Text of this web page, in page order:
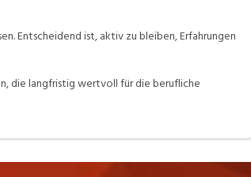
Entscheidend ist, aktiv zu bleiben, Erfahrungen
die langfristig wertvoll für die berufliche